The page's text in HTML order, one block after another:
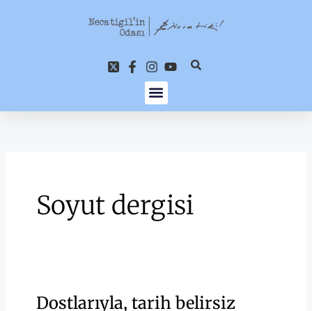
Soyut dergisi
Dostlarıyla, tarih belirsiz